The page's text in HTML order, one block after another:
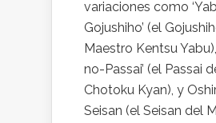
variaciones como
Gojushiho’ (el
Maestro Kentsu
no-Passai’ (el Passai
Chotoku Kyan), y
Seisan (el Seisan del